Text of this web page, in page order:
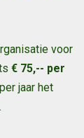
voor
€ 75,-- per
jaar het
.